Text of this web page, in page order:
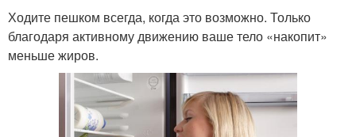
Ходите пешком всегда, когда это возможно. Только
благодаря активному движению ваше тело «накопит»
меньше жиров.